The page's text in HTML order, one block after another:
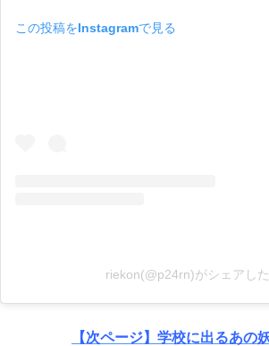
この投稿をInstagramで見る
riekon(@p24rn)がシェアし
【次ページ】学校に出るあの